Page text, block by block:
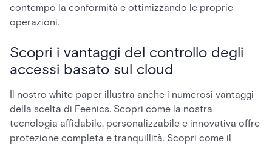
contempo la conformità e ottimizzando le proprie
operazioni.
Scopri i vantaggi del controllo degli
accessi basato sul cloud
Il nostro white paper illustra anche i numerosi vantaggi
della scelta di Feenics. Scopri come la nostra
tecnologia affidabile, personalizzabile e innovativa offre
protezione completa e tranquillità. Scopri come il